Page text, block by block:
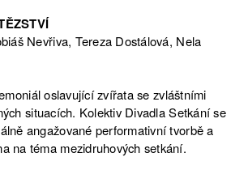
Nevřiva, Tereza Dostálová, Nela
oslavující zvířata se zvláštními
situacích. Kolektiv Divadla Setkání se
angažované performativní tvorbě a
na téma mezidruhových setkání.